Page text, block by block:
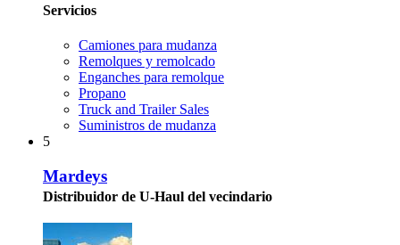
Servicios
Camiones para mudanza
Remolques y remolcado
Enganches para remolque
Propano
Truck and Trailer Sales
Suministros de mudanza
5
Mardeys
Distribuidor de U-Haul del vecindario